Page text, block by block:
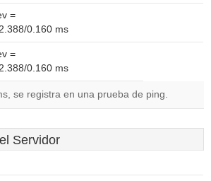
=
0.160 ms
=
0.160 ms
se registra en una prueba de ping.
Servidor